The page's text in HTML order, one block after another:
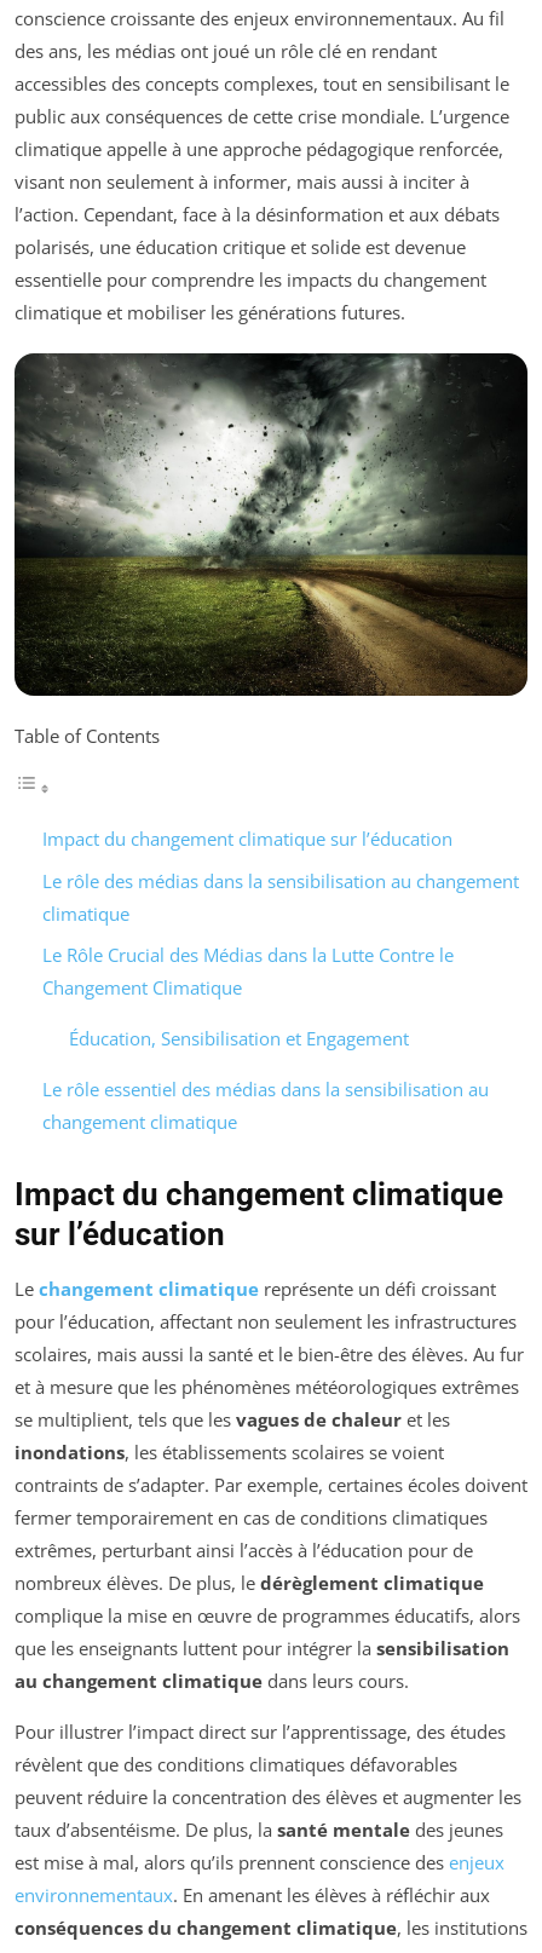
conscience croissante des enjeux environnementaux. Au fil
des ans, les médias ont joué un rôle clé en rendant
accessibles des concepts complexes, tout en sensibilisant le
public aux conséquences de cette crise mondiale. L’urgence
climatique appelle à une approche pédagogique renforcée,
visant non seulement à informer, mais aussi à inciter à
l’action. Cependant, face à la désinformation et aux débats
polarisés, une éducation critique et solide est devenue
essentielle pour comprendre les impacts du changement
climatique et mobiliser les générations futures.
Table of Contents
Impact du changement climatique sur l’éducation
Le rôle des médias dans la sensibilisation au changement
climatique
Le Rôle Crucial des Médias dans la Lutte Contre le
Changement Climatique
Éducation, Sensibilisation et Engagement
Le rôle essentiel des médias dans la sensibilisation au
changement climatique
Impact du changement climatique
sur l’éducation
Le changement climatique représente un défi croissant
pour l’éducation, affectant non seulement les infrastructures
scolaires, mais aussi la santé et le bien-être des élèves. Au fur
et à mesure que les phénomènes météorologiques extrêmes
se multiplient, tels que les vagues de chaleur et les
inondations, les établissements scolaires se voient
contraints de s’adapter. Par exemple, certaines écoles doivent
fermer temporairement en cas de conditions climatiques
extrêmes, perturbant ainsi l’accès à l’éducation pour de
nombreux élèves. De plus, le dérèglement climatique
complique la mise en œuvre de programmes éducatifs, alors
que les enseignants luttent pour intégrer la sensibilisation
au changement climatique dans leurs cours.
Pour illustrer l’impact direct sur l’apprentissage, des études
révèlent que des conditions climatiques défavorables
peuvent réduire la concentration des élèves et augmenter les
taux d’absentéisme. De plus, la santé mentale des jeunes
est mise à mal, alors qu’ils prennent conscience des enjeux
environnementaux. En amenant les élèves à réfléchir aux
conséquences du changement climatique, les institutions